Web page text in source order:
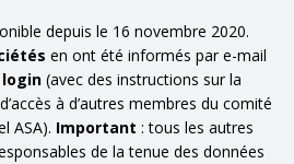
depuis le 16 novembre 2020.
en ont été informés par e-mail
login (avec des instructions sur la
à d’autres membres du comité
ASA). Important : tous les autres
de la tenue des données